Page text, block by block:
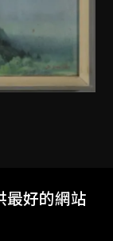
最好的網站